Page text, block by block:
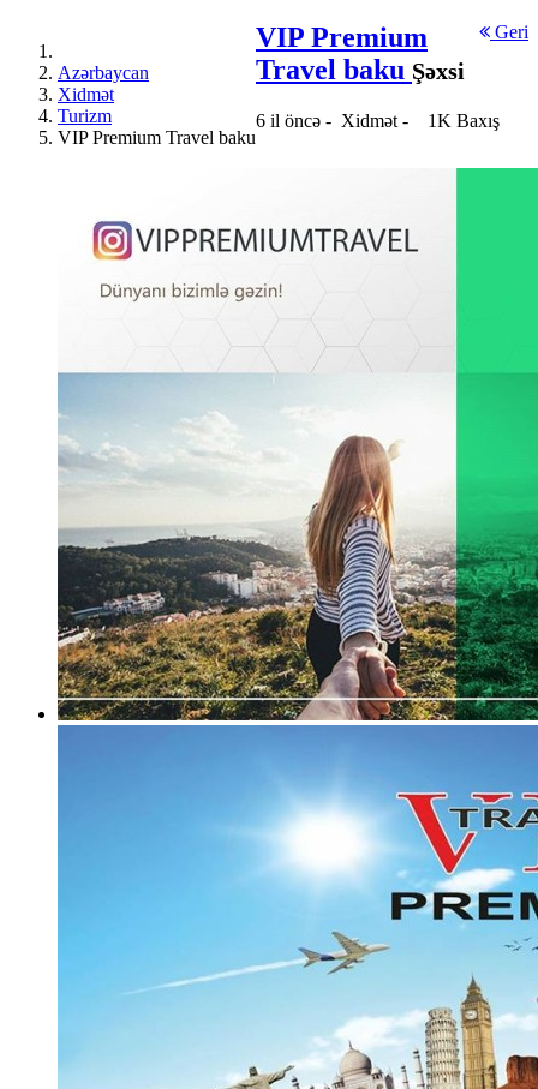
Azərbaycan
Xidmət
Turizm
VIP Premium Travel baku
Geri
VIP Premium
Travel baku Şəxsi
6 il öncə - Xidmət - 1K Baxış